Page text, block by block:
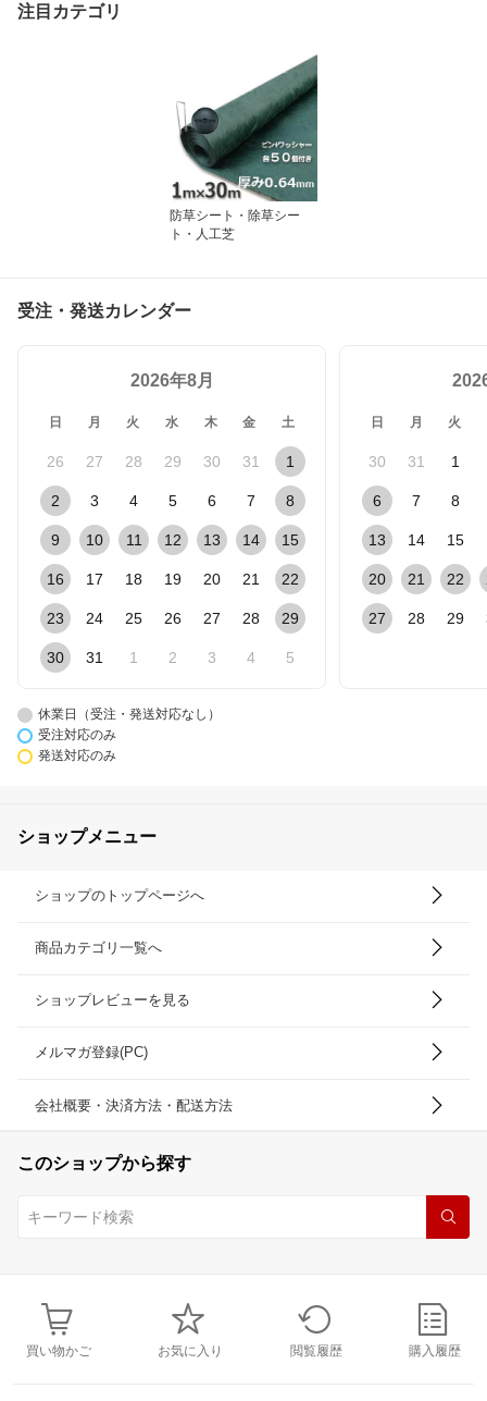
注目カテゴリ
防草シート・除草シー
ト・人工芝
受注・発送カレンダー
2026年8月
日 月 火 水 木 金 土
26 27 28 29 30 31 1
2 3 4 5 6 7 8
9 10 11 12 13 14 15
16 17 18 19 20 21 22
23 24 25 26 27 28 29
30 31 1 2 3 4 5
日 月 火
30 31 1
6 7 8
13 14 15
20 21 22
27 28 29
休業日（受注・発送対応なし）
受注対応のみ
発送対応のみ
ショップメニュー
ショップのトップページへ
商品カテゴリ一覧へ
ショップレビューを見る
メルマガ登録(PC)
会社概要・決済方法・配送方法
このショップから探す
買い物かご お気に入り 閲覧履歴 購入履歴